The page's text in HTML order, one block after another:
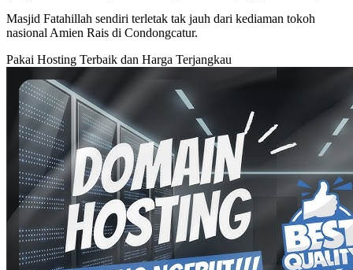
Masjid Fatahillah sendiri terletak tak jauh dari kediaman tokoh
nasional Amien Rais di Condongcatur.
Pakai Hosting Terbaik dan Harga Terjangkau